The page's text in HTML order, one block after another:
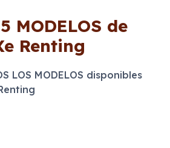
5 MODELOS de
Renting
LOS MODELOS disponibles